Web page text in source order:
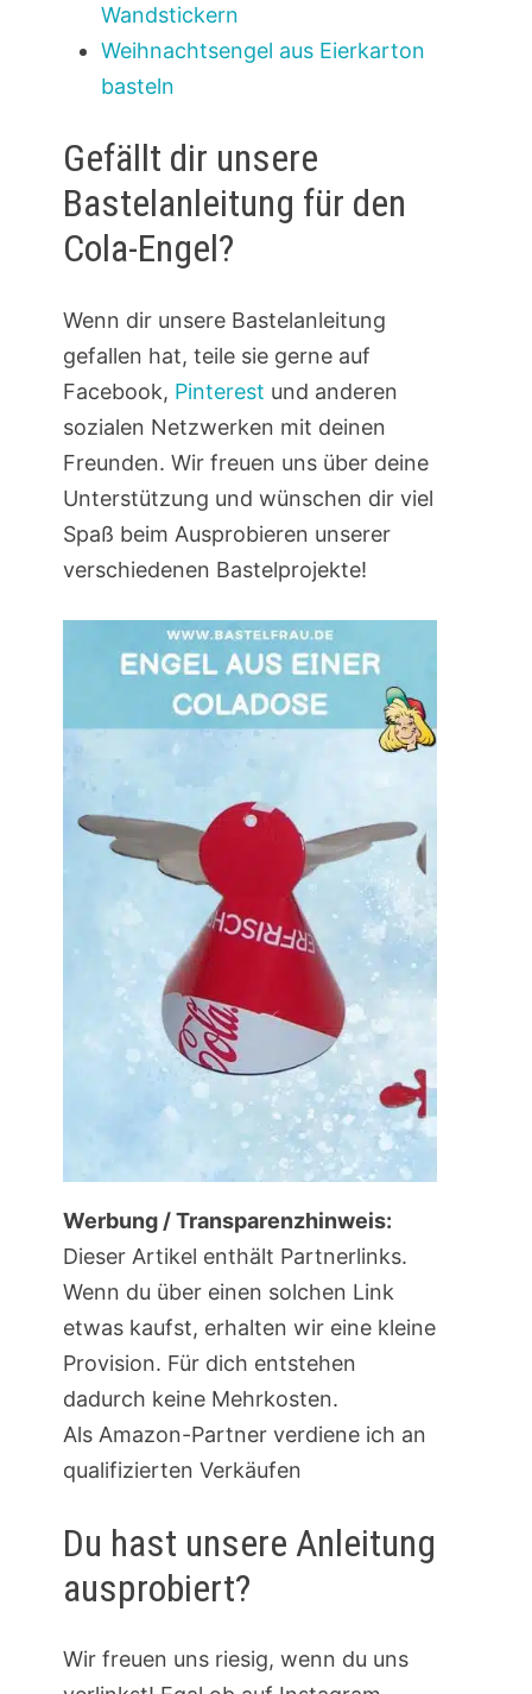
Wandstickern
Weihnachtsengel aus Eierkarton
basteln
Gefällt dir unsere
Bastelanleitung für den
Cola-Engel?
Wenn dir unsere Bastelanleitung
gefallen hat, teile sie gerne auf
Facebook, Pinterest und anderen
sozialen Netzwerken mit deinen
Freunden. Wir freuen uns über deine
Unterstützung und wünschen dir viel
Spaß beim Ausprobieren unserer
verschiedenen Bastelprojekte!
Werbung / Transparenzhinweis:
Dieser Artikel enthält Partnerlinks.
Wenn du über einen solchen Link
etwas kaufst, erhalten wir eine kleine
Provision. Für dich entstehen
dadurch keine Mehrkosten.
Als Amazon-Partner verdiene ich an
qualifizierten Verkäufen
Du hast unsere Anleitung
ausprobiert?
Wir freuen uns riesig, wenn du uns